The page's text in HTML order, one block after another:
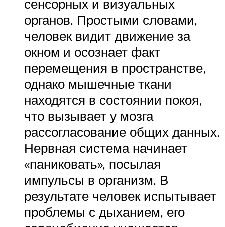
сенсорных и визуальных
органов. Простыми словами,
человек видит движение за
окном и осознает факт
перемещения в пространстве,
однако мышечные ткани
находятся в состоянии покоя,
что вызывает у мозга
рассогласование общих данных.
Нервная система начинает
«паниковать», посылая
импульсы в организм. В
результате человек испытывает
проблемы с дыханием, его